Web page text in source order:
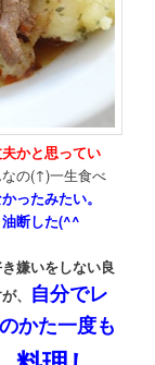
かと思ってい
の(↑)一生食べ
ったみたい。
断した(^^ゞ
嫌いをしない良
、 自分でレ
かた一度も